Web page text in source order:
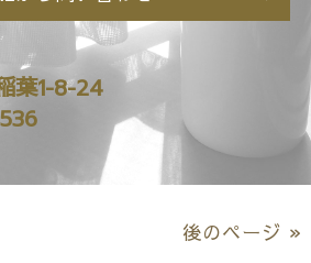
葉1-8-24
後のページ »